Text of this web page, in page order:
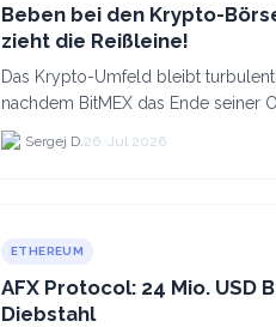
Beben bei den Krypto-
zieht die Reißleine!
Das Krypto-Umfeld bleibt
nachdem BitMEX das Ende seiner
September 2026 bekannt gegeben
nächste gr...
Sergej D.26. Jul 2026
ETHEREUM
AFX Protocol: 24 Mio. USD
Diebstahl